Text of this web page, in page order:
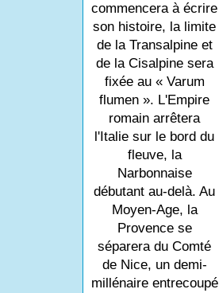
commencera à écrire
son histoire, la limite
de la Transalpine et
de la Cisalpine sera
fixée au « Varum
flumen ». L'Empire
romain arrêtera
l'Italie sur le bord du
fleuve, la
Narbonnaise
débutant au-delà. Au
Moyen-Age, la
Provence se
séparera du Comté
de Nice, un demi-
millénaire entrecoupé